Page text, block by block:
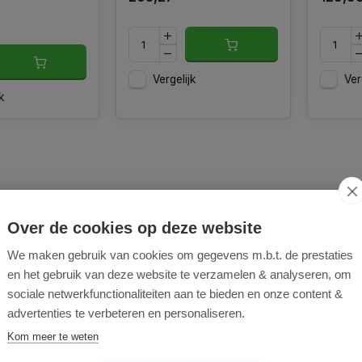
Vergelijk
verticuteermachine onderhoud je jouw gazon krachtig
te verwijderen, krijgt het gras weer ruimte om
zonder verlengsnoeren en bereik je eenvoudig iedere
Over de cookies op deze website
We maken gebruik van cookies om gegevens m.b.t. de prestaties
en het gebruik van deze website te verzamelen & analyseren, om
sociale netwerkfunctionaliteiten aan te bieden en onze content &
advertenties te verbeteren en personaliseren.
Kom meer te weten